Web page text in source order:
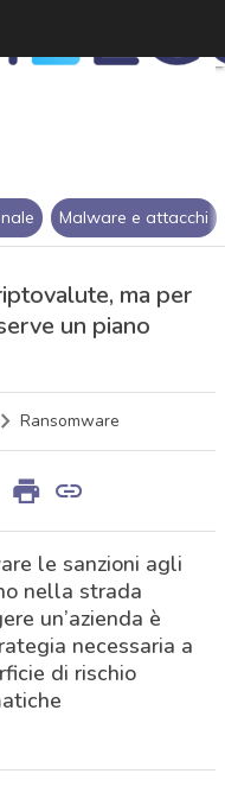
Malware e attacchi
ma per
un piano
Ransomware
le sanzioni agli
nella strada
un’azienda è
necessaria a
di rischio